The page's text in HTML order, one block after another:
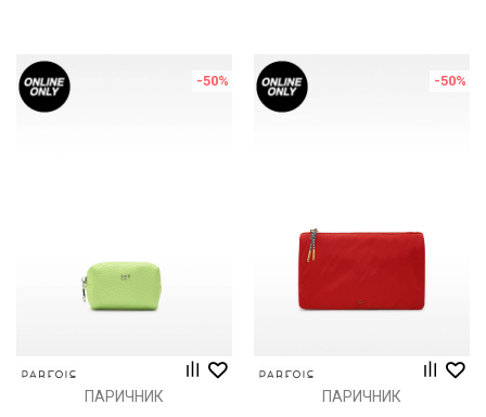
-50%
ПАРИЧНИК
-50%
ПАРИЧНИК